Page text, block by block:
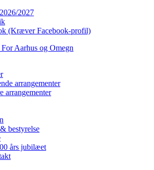
2027
(Kræver Facebook-profil)
arrangementer
arrangementer
bestyrelse
års jubilæet